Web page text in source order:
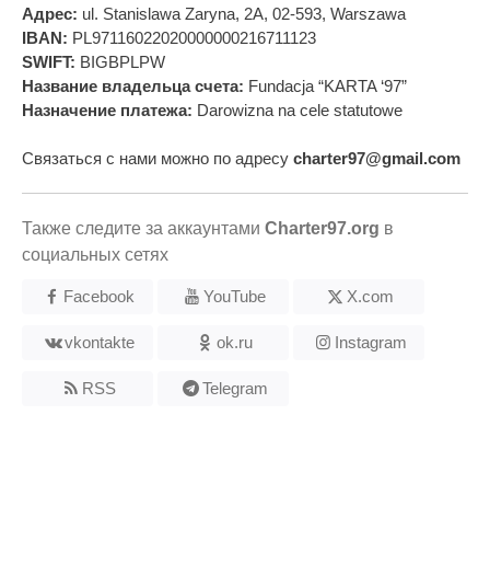
Адрес: ul. Stanislawa Zaryna, 2A, 02-593, Warszawa
IBAN: PL97116022020000000216711123
SWIFT: BIGBPLPW
Название владельца счета: Fundacja “KARTA ‘97”
Назначение платежа: Darowizna na cele statutowe
Связаться с нами можно по адресу charter97@gmail.com
Также следите за аккаунтами Charter97.org в
социальных сетях
Facebook YouTube X.com
vkontakte ok.ru Instagram
RSS Telegram